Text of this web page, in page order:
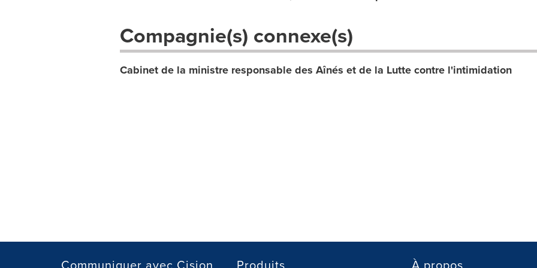
Compagnie(s) connexe(s)
Cabinet de la ministre responsable des Aînés et de la Lutte contre l'intimidation